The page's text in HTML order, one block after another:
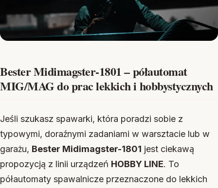
Bester Midimagster-1801 – półautomat
MIG/MAG do prac lekkich i hobbystycznych
Jeśli szukasz spawarki, która poradzi sobie z
typowymi, doraźnymi zadaniami w warsztacie lub w
garażu, Bester Midimagster-1801 jest ciekawą
propozycją z linii urządzeń HOBBY LINE. To
półautomaty spawalnicze przeznaczone do lekkich